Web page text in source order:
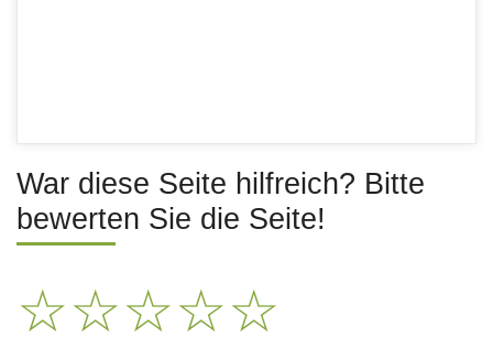
War diese Seite hilfreich? Bitte
bewerten Sie die Seite!
☆☆☆☆☆